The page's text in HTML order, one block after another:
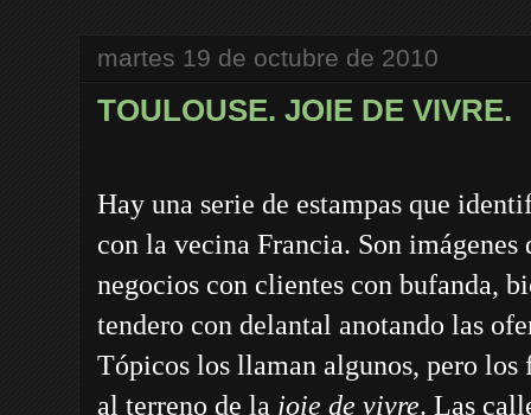
martes 19 de octubre de 2010
TOULOUSE. JOIE DE VIVRE.
Hay una serie de estampas que
con la vecina Francia. Son imágenes
negocios con clientes con bufanda,
tendero con delantal anotando las
Tópicos los llaman algunos, pero los
al terreno de la joie de vivre. Las